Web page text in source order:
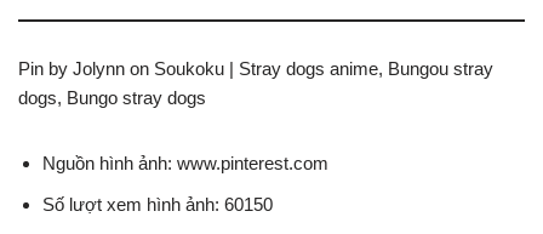
Pin by Jolynn on Soukoku | Stray dogs anime, Bungou stray
dogs, Bungo stray dogs
Nguồn hình ảnh: www.pinterest.com
Số lượt xem hình ảnh: 60150